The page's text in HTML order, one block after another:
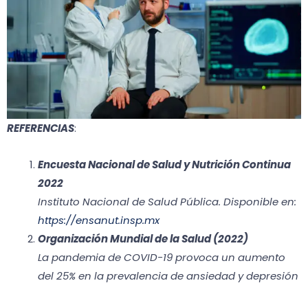
REFERENCIAS:
Encuesta Nacional de Salud y Nutrición Continua
2022
Instituto Nacional de Salud Pública. Disponible en:
https://ensanut.insp.mx
Organización Mundial de la Salud (2022)
La pandemia de COVID-19 provoca un aumento
del 25% en la prevalencia de ansiedad y depresión